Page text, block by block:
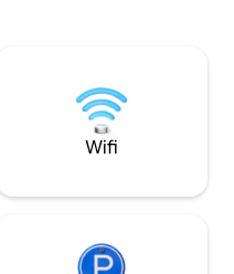
+
les
mobilier. À
coin salon avec
douche et des
télévision et un
Wifi